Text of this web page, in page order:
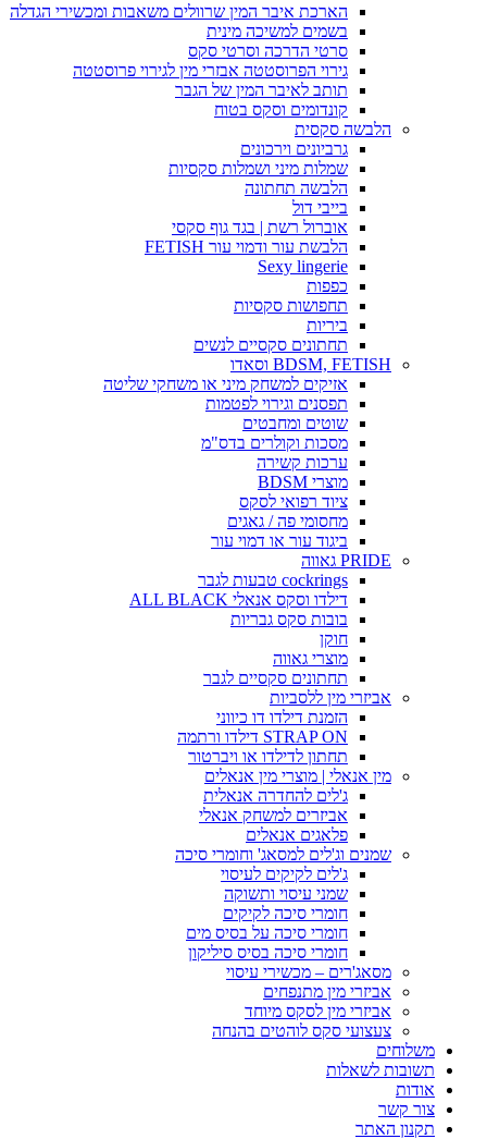
הארכת איבר המין שרוולים משאבות ומכשירי הגדלה
בשמים למשיכה מינית
סרטי הדרכה וסרטי סקס
גירוי הפרוסטטה אבזרי מין לגירוי פרוסטטה
תותב לאיבר המין של הגבר
קונדומים וסקס בטוח
הלבשה סקסית
גרביונים וירכונים
שמלות מיני ושמלות סקסיות
הלבשה תחתונה
בייבי דול
אוברול רשת | בגד גוף סקסי
הלבשת עור ודמוי עור FETISH
Sexy lingerie
כפפות
תחפושות סקסיות
ביריות
תחתונים סקסיים לנשים
BDSM, FETISH וסאדו
אזיקים למשחק מיני או משחקי שליטה
תפסנים וגירוי לפטמות
שוטים ומחבטים
מסכות וקולרים בדס"מ
ערכות קשירה
מוצרי BDSM
ציוד רפואי לסקס
מחסומי פה / גאגים
ביגוד עור או דמוי עור
PRIDE גאווה
cockrings טבעות לגבר
דילדו וסקס אנאלי ALL BLACK
בובות סקס גבריות
חוקן
מוצרי גאווה
תחתונים סקסיים לגבר
אביזרי מין ללסביות
הזמנת דילדו דו כיווני
STRAP ON דילדו ורתמה
תחתון לדילדו או ויברטור
מין אנאלי | מוצרי מין אנאלים
ג'לים להחדרה אנאלית
אביזרים למשחק אנאלי
פלאגים אנאלים
שמנים וג'לים למסאג' וחומרי סיכה
ג'לים לקיקים לעיסוי
שמני עיסוי ותשוקה
חומרי סיכה לקיקים
חומרי סיכה על בסיס מים
חומרי סיכה בסיס סיליקון
מסאג'רים – מכשירי עיסוי
אביזרי מין מתנפחים
אביזרי מין לסקס מיוחד
צעצועי סקס לוהטים בהנחה
משלוחים
תשובות לשאלות
אודות
צור קשר
תקנון האתר